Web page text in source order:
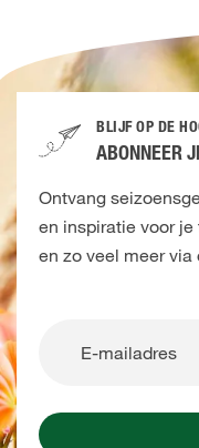
BLIJF OP DE
ABONNEER
Ontvang
en inspiratie voor
en zo veel meer